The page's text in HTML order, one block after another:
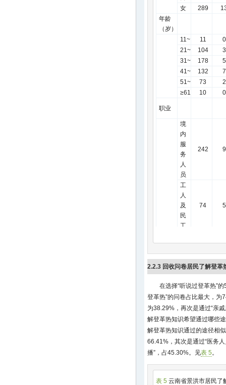
女
289
年龄
（岁）
11~
11
0
21~
104
3
31~
178
5
41~
132
7
51~
73
2
≥61
10 0
职业
境
内
服
务
人
员
242 9
工
人
及
民
工
74 5
职
员
务
人
员
农
民
18 1
家
务
待
业
12
2.2.3 回收问卷居民了解登革
在选择“听说过登革热”
登革热”的问卷占比最大，为
为38.29%，再次是通过“亲
解登革热知识希望通过哪些
解登革热知识通过的途径相
66.41%，其次是通过“医务
播”，占45.30%。见表 5 。
表 5 云南省景洪市居民了